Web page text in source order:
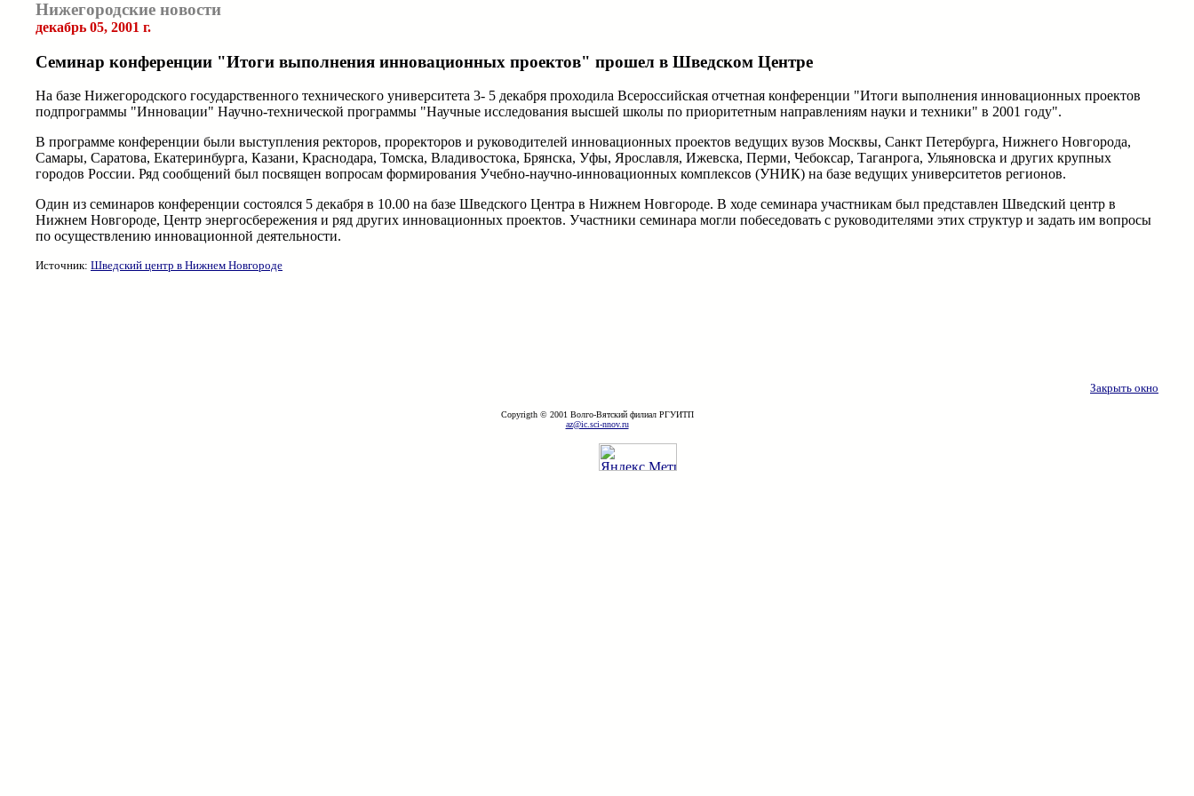
Нижегородские новости
декабрь 05, 2001 г.
Семинар конференции "Итоги выполнения инновационных проектов" прошел в Шведском Центре
На базе Нижегородского государственного технического университета 3- 5 декабря проходила Всероссийская отчетная конференции "Итоги выполнения инновационных проектов
подпрограммы "Инновации" Научно-технической программы "Научные исследования высшей школы по приоритетным направлениям науки и техники" в 2001 году".
В программе конференции были выступления ректоров, проректоров и руководителей инновационных проектов ведущих вузов Москвы, Санкт Петербурга, Нижнего Новгорода,
Самары, Саратова, Екатеринбурга, Казани, Краснодара, Томска, Владивостока, Брянска, Уфы, Ярославля, Ижевска, Перми, Чебоксар, Таганрога, Ульяновска и других крупных
городов России. Ряд сообщений был посвящен вопросам формирования Учебно-научно-инновационных комплексов (УНИК) на базе ведущих университетов регионов.
Один из семинаров конференции состоялся 5 декабря в 10.00 на базе Шведского Центра в Нижнем Новгороде. В ходе семинара участникам был представлен Шведский центр в
Нижнем Новгороде, Центр энергосбережения и ряд других инновационных проектов. Участники семинара могли побеседовать с руководителями этих структур и задать им вопросы
по осуществлению инновационной деятельности.
Источник: Шведский центр в Нижнем Новгороде
Закрыть окно
Copyrigth © 2001 Волго-Вятский филиал РГУИТП
az@ic.sci-nnov.ru